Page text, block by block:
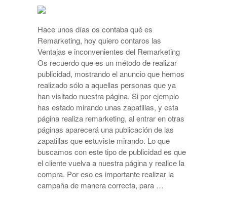
Hace unos días os contaba qué es
Remarketing, hoy quiero contaros las
Ventajas e inconvenientes del Remarketing
Os recuerdo que es un método de realizar
publicidad, mostrando el anuncio que hemos
realizado sólo a aquellas personas que ya
han visitado nuestra página. Si por ejemplo
has estado mirando unas zapatillas, y esta
página realiza remarketing, al entrar en otras
páginas aparecerá una publicación de las
zapatillas que estuviste mirando. Lo que
buscamos con este tipo de publicidad es que
el cliente vuelva a nuestra página y realice la
compra. Por eso es importante realizar la
campaña de manera correcta, para …